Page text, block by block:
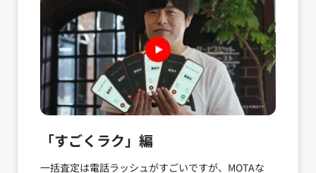
「すごくラク」編
一括査定は電話ラッシュがすごいですが、MOTAな